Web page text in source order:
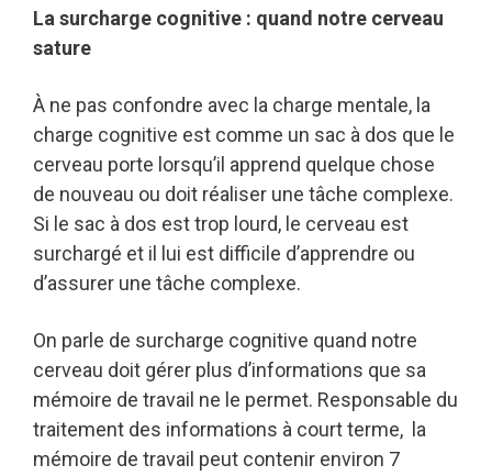
La surcharge cognitive : quand notre cerveau
sature
À ne pas confondre avec la charge mentale, la
charge cognitive est comme un sac à dos que le
cerveau porte lorsqu’il apprend quelque chose
de nouveau ou doit réaliser une tâche complexe.
Si le sac à dos est trop lourd, le cerveau est
surchargé et il lui est difficile d’apprendre ou
d’assurer une tâche complexe.
On parle de surcharge cognitive quand notre
cerveau doit gérer plus d’informations que sa
mémoire de travail ne le permet. Responsable du
traitement des informations à court terme, la
mémoire de travail peut contenir environ 7